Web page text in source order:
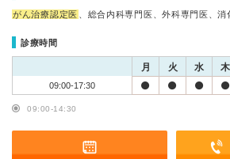
がん治療認定医 、総合内科専門医、外科専門医、
診療時間
月 火 水 木
09:00-17:30
09:00-14:30